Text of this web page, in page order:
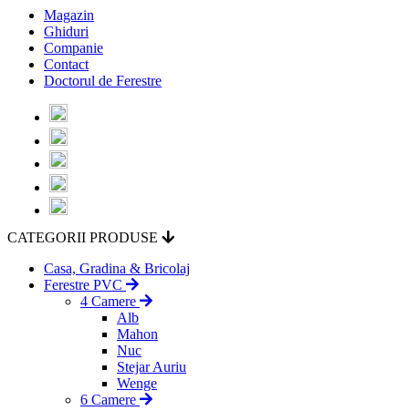
Magazin
Ghiduri
Companie
Contact
Doctorul de Ferestre
CATEGORII PRODUSE
Casa, Gradina & Bricolaj
Ferestre PVC
4 Camere
Alb
Mahon
Nuc
Stejar Auriu
Wenge
6 Camere